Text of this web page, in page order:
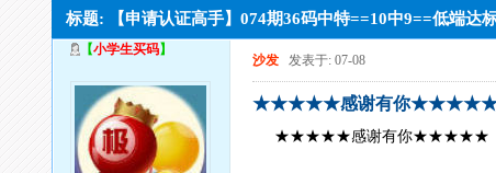
标题: 【申请认证高手】074期36码中特==10中9==低端达
【小学生买码】
沙发 发表于: 07-08
★★★★★感谢有你
★★★★★感谢有你★★★★★